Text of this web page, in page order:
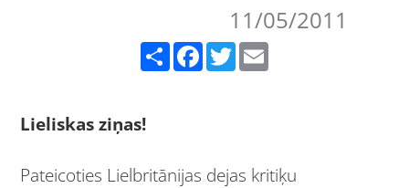
11/05/2011
Facebook Twitter
Lieliskas ziņas!
Pateicoties Lielbritānijas dejas kritiķu